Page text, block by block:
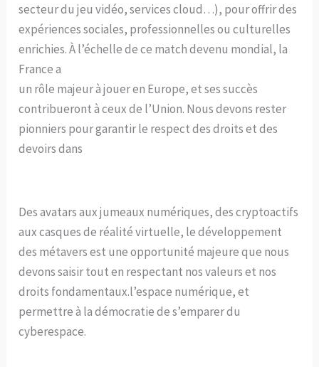
secteur du jeu vidéo, services cloud…), pour offrir des
expériences sociales, professionnelles ou culturelles
enrichies. À l’échelle de ce match devenu mondial, la
France a
un rôle majeur à jouer en Europe, et ses succès
contribueront à ceux de l’Union. Nous devons rester
pionniers pour garantir le respect des droits et des
devoirs dans
Des avatars aux jumeaux numériques, des cryptoactifs
aux casques de réalité virtuelle, le développement
des métavers est une opportunité majeure que nous
devons saisir tout en respectant nos valeurs et nos
droits fondamentaux.l’espace numérique, et
permettre à la démocratie de s’emparer du
cyberespace.